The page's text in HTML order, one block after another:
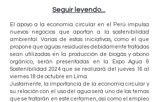
Seguir leyendo...
El apoyo a la economía circular en el Perú impulsa
nuevos negocios que aportan a la sostenibilidad
ambiental. Varias de estas iniciativas, como el que
propone que aguas residuales debidamente tratadas
sean utilizadas en la producción de biogás y abono
orgánico, serán presentadas en la Expo Agua &
Sostenibilidad 2024 que se realizará del jueves 16 al
viernes 18 de octubre en Lima.
Justamente, la importancia de la economía circular y
su relación con el uso del agua será uno de los temas
que se tratarán en este certamen, así como el empleo